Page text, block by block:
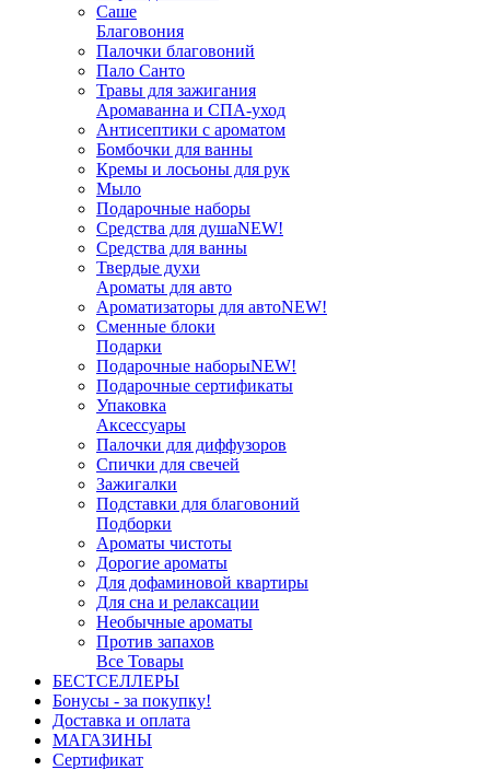
Саше
Благовония
Палочки благовоний
Пало Санто
Травы для зажигания
Аромаванна и СПА-уход
Антисептики с ароматом
Бомбочки для ванны
Кремы и лосьоны для рук
Мыло
Подарочные наборы
Средства для душаNEW!
Средства для ванны
Твердые духи
Ароматы для авто
Ароматизаторы для автоNEW!
Сменные блоки
Подарки
Подарочные наборыNEW!
Подарочные сертификаты
Упаковка
Аксессуары
Палочки для диффузоров
Спички для свечей
Зажигалки
Подставки для благовоний
Подборки
Ароматы чистоты
Дорогие ароматы
Для дофаминовой квартиры
Для сна и релаксации
Необычные ароматы
Против запахов
Все Товары
БЕСТСЕЛЛЕРЫ
Бонусы - за покупку!
Доставка и оплата
МАГАЗИНЫ
Cертификат